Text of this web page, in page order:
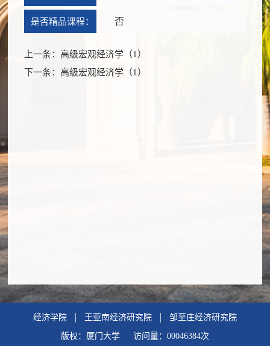
是否精品课程： 否
上一条：高级宏观经济学（1）
下一条：高级宏观经济学（1）
经济学院 王亚南经济研究院 邹至庄经济研究院
版权：厦门大学 访问量： 00046384次